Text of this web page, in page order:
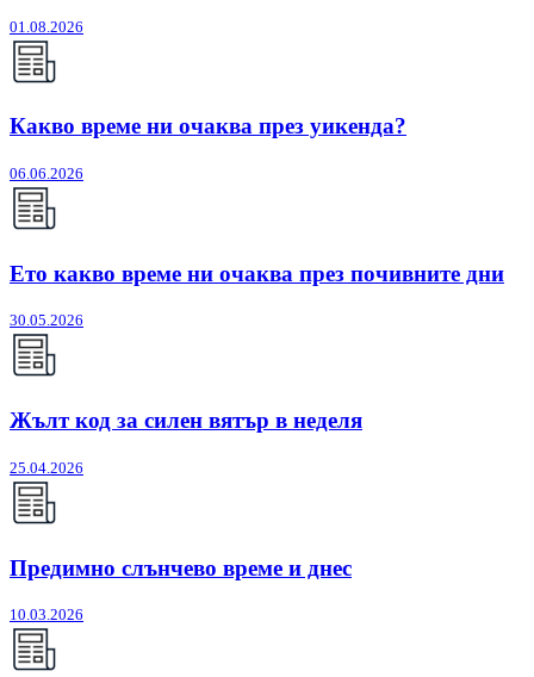
01.08.2026
Какво време ни очаква през уикенда?
06.06.2026
Ето какво време ни очаква през почивните дни
30.05.2026
Жълт код за силен вятър в неделя
25.04.2026
Предимно слънчево време и днес
10.03.2026